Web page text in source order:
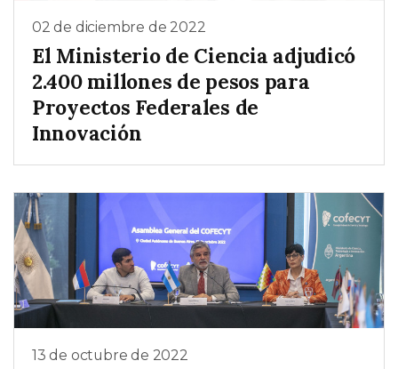
02 de diciembre de 2022
El Ministerio de Ciencia adjudicó
2.400 millones de pesos para
Proyectos Federales de
Innovación
13 de octubre de 2022